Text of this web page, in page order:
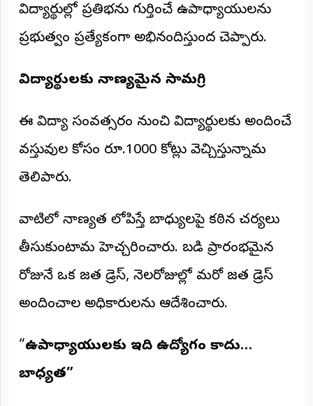
విద్యార్థుల్లో ప్రతిభను గుర్తించే ఉపాధ్యాయులను
ప్రభుత్వం ప్రత్యేకంగా అభినందిస్తుందని చెప్పారు.
విద్యార్థులకు నాణ్యమైన సామగ్రి
ఈ విద్యా సంవత్సరం నుంచి విద్యార్థులకు అందించే
వస్తువుల కోసం రూ.1000 కోట్లు వెచ్చిస్తున్నామని
తెలిపారు.
వాటిలో నాణ్యత లోపిస్తే బాధ్యులపై కఠిన చర్యలు
తీసుకుంటామని హెచ్చరించారు. బడి ప్రారంభమైన
రోజునే ఒక జత డ్రెస్, నెలరోజుల్లో మరో జత డ్రెస్
అందించాలని అధికారులను ఆదేశించారు.
“ఉపాధ్యాయులకు ఇది ఉద్యోగం కాదు…
బాధ్యత”